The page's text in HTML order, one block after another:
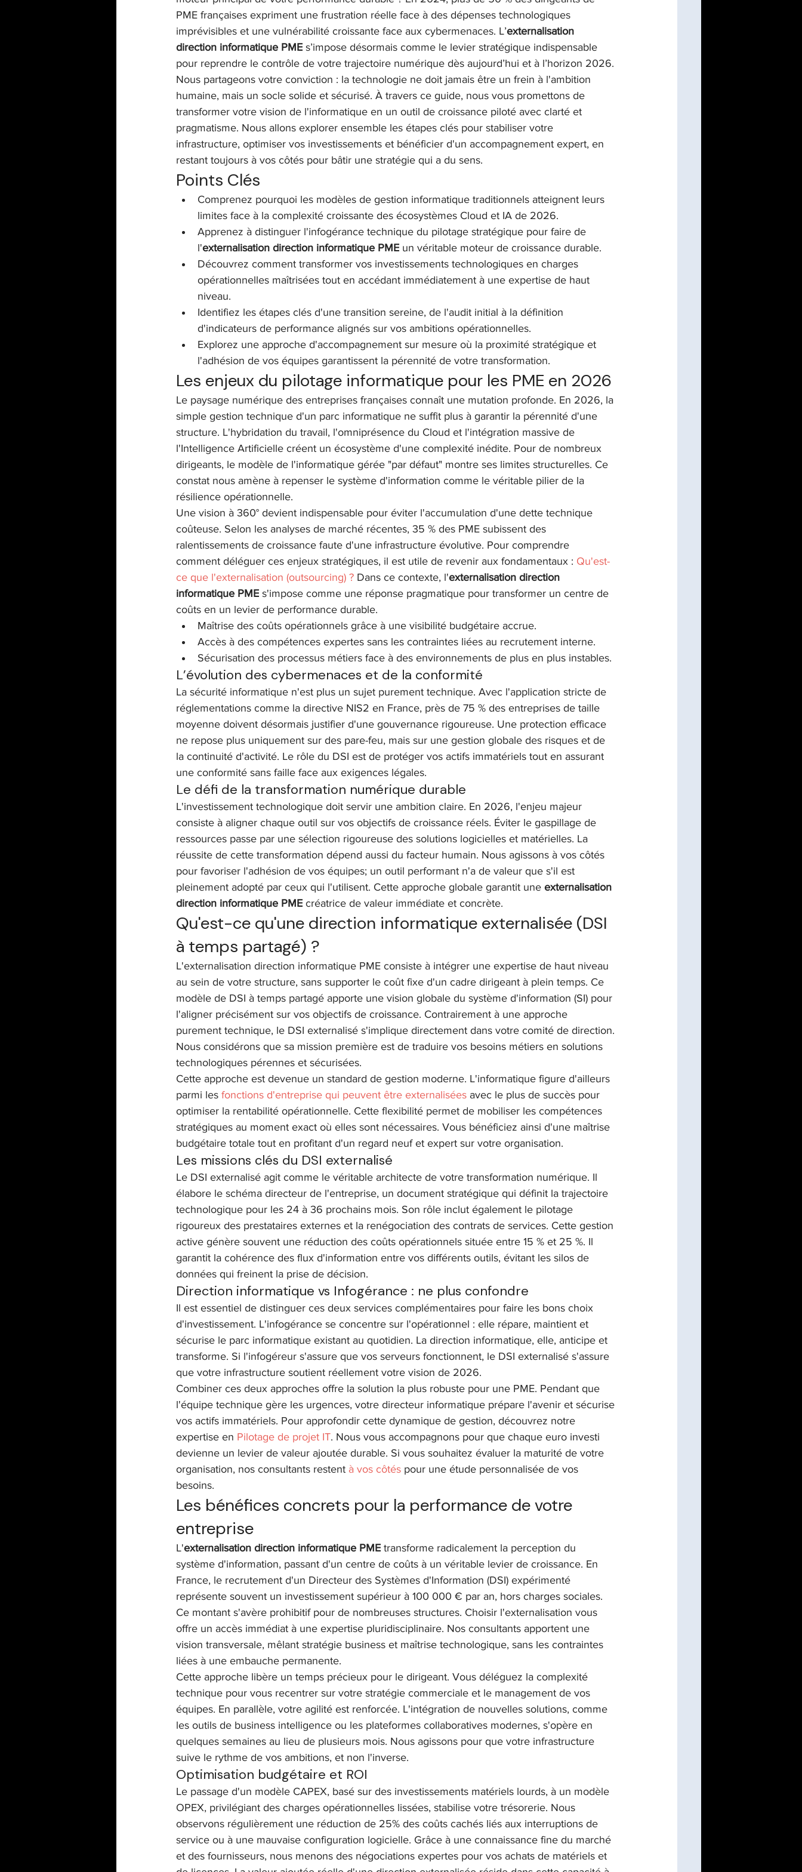
ITSM / Service Management M&A / intégration IT
PME françaises expriment une frustration réelle face à des dépenses technologiques
imprévisibles et une vulnérabilité croissante face aux cybermenaces. L’externalisation
direction informatique PME s’impose désormais comme le levier stratégique indispensable
pour reprendre le contrôle de votre trajectoire numérique dès aujourd’hui et à l’horizon 2026.
Nous partageons votre conviction : la technologie ne doit jamais être un frein à l'ambition
humaine, mais un socle solide et sécurisé. À travers ce guide, nous vous promettons de
transformer votre vision de l'informatique en un outil de croissance piloté avec clarté et
pragmatisme. Nous allons explorer ensemble les étapes clés pour stabiliser votre
infrastructure, optimiser vos investissements et bénéficier d'un accompagnement expert, en
restant toujours à vos côtés pour bâtir une stratégie qui a du sens.
Points Clés
Comprenez pourquoi les modèles de gestion informatique traditionnels atteignent leurs
limites face à la complexité croissante des écosystèmes Cloud et IA de 2026.
Apprenez à distinguer l'infogérance technique du pilotage stratégique pour faire de
l'externalisation direction informatique PME un véritable moteur de croissance durable.
Découvrez comment transformer vos investissements technologiques en charges
opérationnelles maîtrisées tout en accédant immédiatement à une expertise de haut
niveau.
Identifiez les étapes clés d'une transition sereine, de l'audit initial à la définition
d'indicateurs de performance alignés sur vos ambitions opérationnelles.
Explorez une approche d'accompagnement sur mesure où la proximité stratégique et
l'adhésion de vos équipes garantissent la pérennité de votre transformation.
Les enjeux du pilotage informatique pour les PME en 2026
Le paysage numérique des entreprises françaises connaît une mutation profonde. En 2026, la
simple gestion technique d'un parc informatique ne suffit plus à garantir la pérennité d'une
structure. L'hybridation du travail, l'omniprésence du Cloud et l'intégration massive de
l'Intelligence Artificielle créent un écosystème d'une complexité inédite. Pour de nombreux
dirigeants, le modèle de l'informatique gérée "par défaut" montre ses limites structurelles. Ce
constat nous amène à repenser le système d'information comme le véritable pilier de la
résilience opérationnelle.
Une vision à 360° devient indispensable pour éviter l'accumulation d'une dette technique
coûteuse. Selon les analyses de marché récentes, 35 % des PME subissent des
ralentissements de croissance faute d'une infrastructure évolutive. Pour comprendre
comment déléguer ces enjeux stratégiques, il est utile de revenir aux fondamentaux : Qu'est-
ce que l'externalisation (outsourcing) ? Dans ce contexte, l'externalisation direction
informatique PME s'impose comme une réponse pragmatique pour transformer un centre de
coûts en un levier de performance durable.
Maîtrise des coûts opérationnels grâce à une visibilité budgétaire accrue.
Accès à des compétences expertes sans les contraintes liées au recrutement interne.
Sécurisation des processus métiers face à des environnements de plus en plus instables.
L’évolution des cybermenaces et de la conformité
La sécurité informatique n'est plus un sujet purement technique. Avec l'application stricte de
réglementations comme la directive NIS2 en France, près de 75 % des entreprises de taille
moyenne doivent désormais justifier d'une gouvernance rigoureuse. Une protection efficace
ne repose plus uniquement sur des pare-feu, mais sur une gestion globale des risques et de
la continuité d'activité. Le rôle du DSI est de protéger vos actifs immatériels tout en assurant
une conformité sans faille face aux exigences légales.
Le défi de la transformation numérique durable
L'investissement technologique doit servir une ambition claire. En 2026, l'enjeu majeur
consiste à aligner chaque outil sur vos objectifs de croissance réels. Éviter le gaspillage de
ressources passe par une sélection rigoureuse des solutions logicielles et matérielles. La
réussite de cette transformation dépend aussi du facteur humain. Nous agissons à vos côtés
pour favoriser l'adhésion de vos équipes; un outil performant n'a de valeur que s'il est
pleinement adopté par ceux qui l'utilisent. Cette approche globale garantit une externalisation
direction informatique PME créatrice de valeur immédiate et concrète.
Qu'est-ce qu'une direction informatique externalisée (DSI
à temps partagé) ?
L'externalisation direction informatique PME consiste à intégrer une expertise de haut niveau
au sein de votre structure, sans supporter le coût fixe d'un cadre dirigeant à plein temps. Ce
modèle de DSI à temps partagé apporte une vision globale du système d'information (SI) pour
l'aligner précisément sur vos objectifs de croissance. Contrairement à une approche
purement technique, le DSI externalisé s'implique directement dans votre comité de direction.
Nous considérons que sa mission première est de traduire vos besoins métiers en solutions
technologiques pérennes et sécurisées.
Cette approche est devenue un standard de gestion moderne. L'informatique figure d'ailleurs
parmi les fonctions d'entreprise qui peuvent être externalisées avec le plus de succès pour
optimiser la rentabilité opérationnelle. Cette flexibilité permet de mobiliser les compétences
stratégiques au moment exact où elles sont nécessaires. Vous bénéficiez ainsi d'une maîtrise
budgétaire totale tout en profitant d'un regard neuf et expert sur votre organisation.
Les missions clés du DSI externalisé
Le DSI externalisé agit comme le véritable architecte de votre transformation numérique. Il
élabore le schéma directeur de l'entreprise, un document stratégique qui définit la trajectoire
technologique pour les 24 à 36 prochains mois. Son rôle inclut également le pilotage
rigoureux des prestataires externes et la renégociation des contrats de services. Cette gestion
active génère souvent une réduction des coûts opérationnels située entre 15 % et 25 %. Il
garantit la cohérence des flux d'information entre vos différents outils, évitant les silos de
données qui freinent la prise de décision.
Direction informatique vs Infogérance : ne plus confondre
Il est essentiel de distinguer ces deux services complémentaires pour faire les bons choix
d'investissement. L'infogérance se concentre sur l'opérationnel : elle répare, maintient et
sécurise le parc informatique existant au quotidien. La direction informatique, elle, anticipe et
transforme. Si l'infogéreur s'assure que vos serveurs fonctionnent, le DSI externalisé s'assure
que votre infrastructure soutient réellement votre vision de 2026.
Combiner ces deux approches offre la solution la plus robuste pour une PME. Pendant que
l'équipe technique gère les urgences, votre directeur informatique prépare l'avenir et sécurise
vos actifs immatériels. Pour approfondir cette dynamique de gestion, découvrez notre
expertise en Pilotage de projet IT. Nous vous accompagnons pour que chaque euro investi
devienne un levier de valeur ajoutée durable. Si vous souhaitez évaluer la maturité de votre
organisation, nos consultants restent à vos côtés pour une étude personnalisée de vos
besoins.
Les bénéfices concrets pour la performance de votre
entreprise
L'externalisation direction informatique PME transforme radicalement la perception du
système d'information, passant d'un centre de coûts à un véritable levier de croissance. En
France, le recrutement d'un Directeur des Systèmes d'Information (DSI) expérimenté
représente souvent un investissement supérieur à 100 000 € par an, hors charges sociales.
Ce montant s'avère prohibitif pour de nombreuses structures. Choisir l'externalisation vous
offre un accès immédiat à une expertise pluridisciplinaire. Nos consultants apportent une
vision transversale, mêlant stratégie business et maîtrise technologique, sans les contraintes
liées à une embauche permanente.
Cette approche libère un temps précieux pour le dirigeant. Vous déléguez la complexité
technique pour vous recentrer sur votre stratégie commerciale et le management de vos
équipes. En parallèle, votre agilité est renforcée. L'intégration de nouvelles solutions, comme
les outils de business intelligence ou les plateformes collaboratives modernes, s'opère en
quelques semaines au lieu de plusieurs mois. Nous agissons pour que votre infrastructure
suive le rythme de vos ambitions, et non l'inverse.
Optimisation budgétaire et ROI
Le passage d'un modèle CAPEX, basé sur des investissements matériels lourds, à un modèle
OPEX, privilégiant des charges opérationnelles lissées, stabilise votre trésorerie. Nous
observons régulièrement une réduction de 25% des coûts cachés liés aux interruptions de
service ou à une mauvaise configuration logicielle. Grâce à une connaissance fine du marché
et des fournisseurs, nous menons des négociations expertes pour vos achats de matériels et